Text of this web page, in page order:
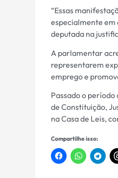
“Essas
especialmente em
deputada na
A parlamentar
representarem
emprego e
Passado o
de Constituição,
na Casa de Leis,
Compartilhe isso: